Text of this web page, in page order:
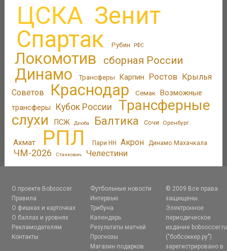
ЦСКА Зенит
Спартак Рубин РФС
Локомотив сборная России
Динамо Трансферы Карпин Ростов Крылья
Советов
Краснодар Семак Возможные
трансферы
Кубок России
Трансферные
слухи
ПСЖ Дзюба Балтика Сочи Оренбург
Ахмат РПЛ Пари НН Акрон Динамо Махачкала
ЧМ-2026 Станкович Челестини
О проекте Bobsoccer
Правила
О фишках и карточках
О баллах и уровнях
Рекламодателям
Контакты
Футбольные новости
Интервью
Трибуна
Календарь
Результаты матчей
Прогнозы
Магазин подарков
© 2009 Все права
защищены.
Электронное
периодическое
издание bobsoccer.ru
("бобсоккер.ру")
зарегистрировано в